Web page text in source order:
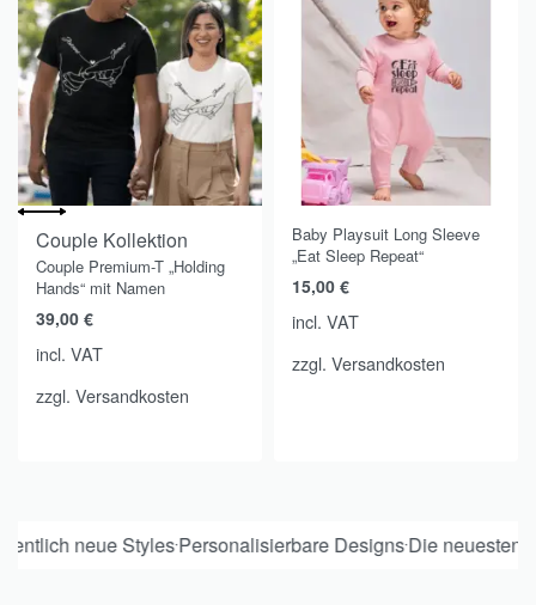
Couple Kollektion
Couple Premium-T „Holding
Hands“ mit Namen
39,00 €
incl. VAT
zzgl. Versandkosten
Baby Playsuit Long Sleeve
„Eat Sleep Repeat“
15,00 €
incl. VAT
zzgl. Versandkosten
neue Styles•Personalisierbare Designs•Die neuesten